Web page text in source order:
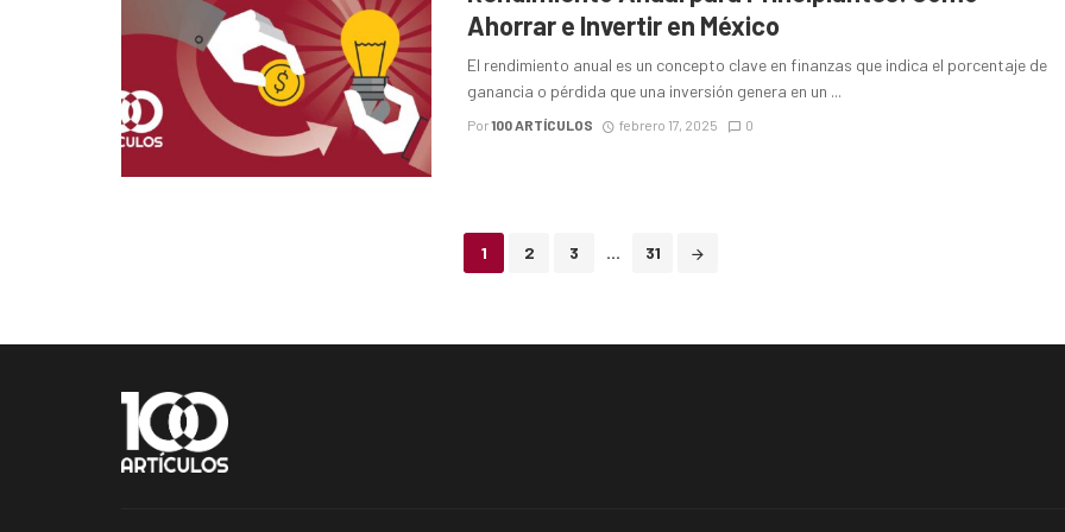
Ahorrar e Invertir en México
El rendimiento anual es un concepto clave en finanzas que indica el porcentaje de
ganancia o pérdida que una inversión genera en un ...
Por100 ARTÍCULOS febrero 17, 2025 0
1 2 3 ... 31